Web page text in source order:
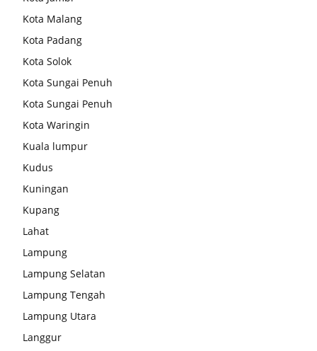
Kota Malang
Kota Padang
Kota Solok
Kota Sungai Penuh
Kota Sungai Penuh
Kota Waringin
Kuala lumpur
Kudus
Kuningan
Kupang
Lahat
Lampung
Lampung Selatan
Lampung Tengah
Lampung Utara
Langgur